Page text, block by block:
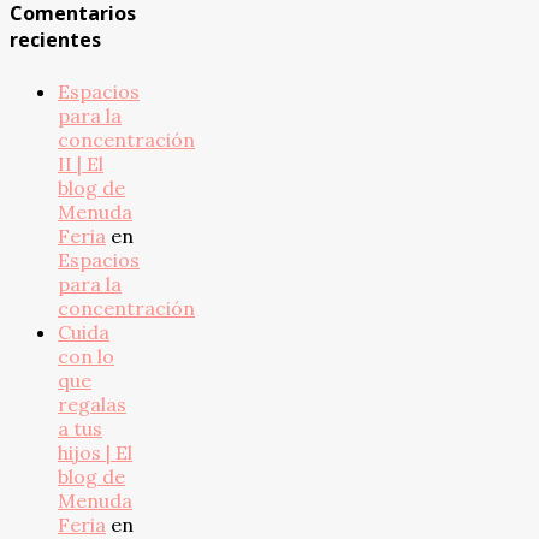
Comentarios
recientes
Espacios
para la
concentración
II | El
blog de
Menuda
Feria en
Espacios
para la
concentración
Cuida
con lo
que
regalas
a tus
hijos | El
blog de
Menuda
Feria en